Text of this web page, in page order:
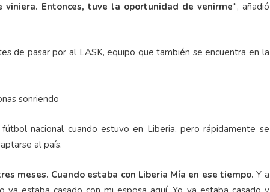
Entonces, tuve la oportunidad de venirme", añadió
de pasar por al LASK, equipo que también se encuentra en la
nacional cuando estuvo en Liberia, pero rápidamente se
al país.
meses. Cuando estaba con Liberia Mía en ese tiempo. Y a